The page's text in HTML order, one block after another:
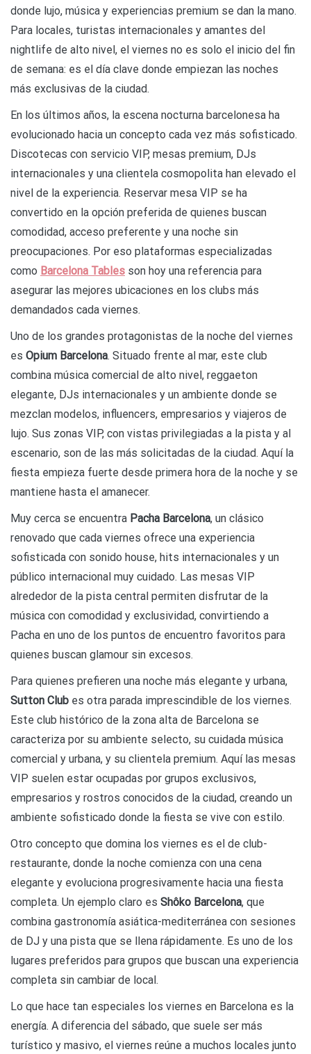
la
fiesta
donde lujo, música y experiencias premium se dan la mano.
Para locales, turistas internacionales y amantes del
nightlife de alto nivel, el viernes no es solo el inicio del fin
de semana: es el día clave donde empiezan las noches
más exclusivas de la ciudad.
En los últimos años, la escena nocturna barcelonesa ha
evolucionado hacia un concepto cada vez más sofisticado.
Discotecas con servicio VIP, mesas premium, DJs
internacionales y una clientela cosmopolita han elevado el
nivel de la experiencia. Reservar mesa VIP se ha
convertido en la opción preferida de quienes buscan
comodidad, acceso preferente y una noche sin
preocupaciones. Por eso plataformas especializadas
como Barcelona Tables son hoy una referencia para
asegurar las mejores ubicaciones en los clubs más
demandados cada viernes.
Uno de los grandes protagonistas de la noche del viernes
es Opium Barcelona. Situado frente al mar, este club
combina música comercial de alto nivel, reggaeton
elegante, DJs internacionales y un ambiente donde se
mezclan modelos, influencers, empresarios y viajeros de
lujo. Sus zonas VIP, con vistas privilegiadas a la pista y al
escenario, son de las más solicitadas de la ciudad. Aquí la
fiesta empieza fuerte desde primera hora de la noche y se
mantiene hasta el amanecer.
Muy cerca se encuentra Pacha Barcelona, un clásico
renovado que cada viernes ofrece una experiencia
sofisticada con sonido house, hits internacionales y un
público internacional muy cuidado. Las mesas VIP
alrededor de la pista central permiten disfrutar de la
música con comodidad y exclusividad, convirtiendo a
Pacha en uno de los puntos de encuentro favoritos para
quienes buscan glamour sin excesos.
Para quienes prefieren una noche más elegante y urbana,
Sutton Club es otra parada imprescindible de los viernes.
Este club histórico de la zona alta de Barcelona se
caracteriza por su ambiente selecto, su cuidada música
comercial y urbana, y su clientela premium. Aquí las mesas
VIP suelen estar ocupadas por grupos exclusivos,
empresarios y rostros conocidos de la ciudad, creando un
ambiente sofisticado donde la fiesta se vive con estilo.
Otro concepto que domina los viernes es el de club-
restaurante, donde la noche comienza con una cena
elegante y evoluciona progresivamente hacia una fiesta
completa. Un ejemplo claro es Shôko Barcelona, que
combina gastronomía asiática-mediterránea con sesiones
de DJ y una pista que se llena rápidamente. Es uno de los
lugares preferidos para grupos que buscan una experiencia
completa sin cambiar de local.
Lo que hace tan especiales los viernes en Barcelona es la
energía. A diferencia del sábado, que suele ser más
turístico y masivo, el viernes reúne a muchos locales junto